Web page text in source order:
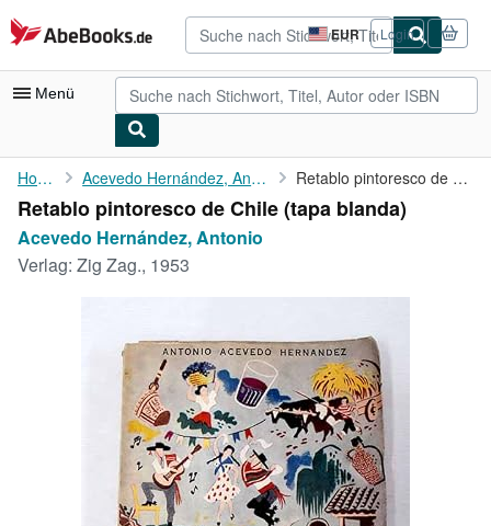
Zum Hauptinhalt
AbeBooks.de EUR
Seite
der
Einkaufseinstellungen.
Login
Menü
Nutzerkonto
Meine Bestellungen
Kunst & Sammlerstücke
Verkäufer werden
SCHLIESSEN
Home Acevedo Hernández, Antonio Retablo pintoresco de Chile
Retablo pintoresco de Chile (tapa blanda)
Acevedo Hernández, Antonio
Verlag: Zig Zag., 1953